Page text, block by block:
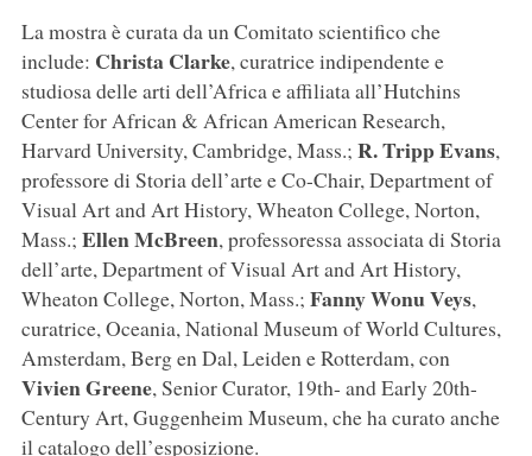
La mostra è curata da un Comitato scientifico che
include: Christa Clarke, curatrice indipendente e
studiosa delle arti dell’Africa e affiliata all’Hutchins
Center for African & African American Research,
Harvard University, Cambridge, Mass.; R. Tripp Evans,
professore di Storia dell’arte e Co-Chair, Department of
Visual Art and Art History, Wheaton College, Norton,
Mass.; Ellen McBreen, professoressa associata di Storia
dell’arte, Department of Visual Art and Art History,
Wheaton College, Norton, Mass.; Fanny Wonu Veys,
curatrice, Oceania, National Museum of World Cultures,
Amsterdam, Berg en Dal, Leiden e Rotterdam, con
Vivien Greene, Senior Curator, 19th- and Early 20th-
Century Art, Guggenheim Museum, che ha curato anche
il catalogo dell’esposizione.